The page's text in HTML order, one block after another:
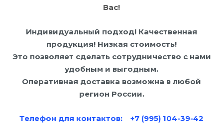
Вас!
Индивидуальный подход! Качественная
продукция! Низкая стоимость!
Это позволяет сделать сотрудничество с нами
удобным и выгодным.
Оперативная доставка возможна в любой
регион России.
Телефон для контактов: +7 (995) 104-39-42